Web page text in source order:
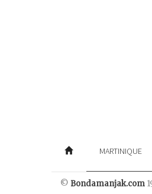
MARTINIQUE
© Bondamanjak.com